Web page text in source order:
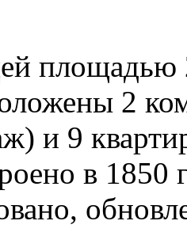
площадью
2
и 9
в 1850